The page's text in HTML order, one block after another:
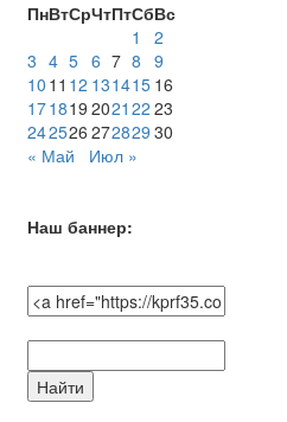
ПнВтСрЧтПтСбВс
1
2
3 4 5 6 7 8 9
10 11 12 131415 16
171819 2021 22 23
242526 272829 30
« Май
Июл »
Наш баннер:
по
сайту: